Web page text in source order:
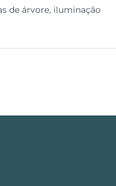
de árvore, iluminação